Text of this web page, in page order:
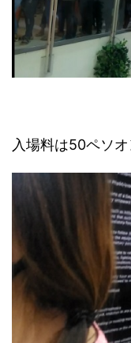
入場料は50ペソオ